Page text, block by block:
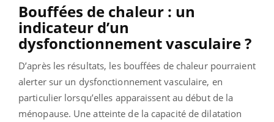
Bouffées de chaleur : un
indicateur d’un
dysfonctionnement vasculaire ?
D’après les résultats, les bouffées de chaleur pourraient
alerter sur un dysfonctionnement vasculaire, en
particulier lorsqu’elles apparaissent au début de la
ménopause. Une atteinte de la capacité de dilatation